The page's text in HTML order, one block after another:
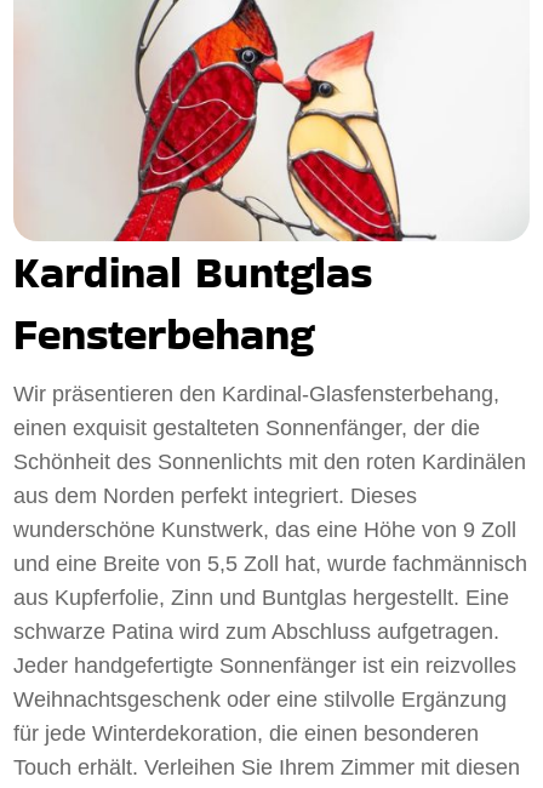
Kardinal Buntglas
Fensterbehang
Wir präsentieren den Kardinal-Glasfensterbehang,
einen exquisit gestalteten Sonnenfänger, der die
Schönheit des Sonnenlichts mit den roten Kardinälen
aus dem Norden perfekt integriert. Dieses
wunderschöne Kunstwerk, das eine Höhe von 9 Zoll
und eine Breite von 5,5 Zoll hat, wurde fachmännisch
aus Kupferfolie, Zinn und Buntglas hergestellt. Eine
schwarze Patina wird zum Abschluss aufgetragen.
Jeder handgefertigte Sonnenfänger ist ein reizvolles
Weihnachtsgeschenk oder eine stilvolle Ergänzung
für jede Winterdekoration, die einen besonderen
Touch erhält. Verleihen Sie Ihrem Zimmer mit diesen